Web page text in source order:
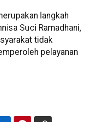
langkah
Suci Ramadhani,
tidak
pelayanan